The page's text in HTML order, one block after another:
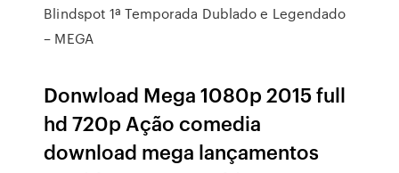
Blindspot 1ª Temporada Dublado e Legendado
– MEGA
Donwload Mega 1080p 2015 full
hd 720p Ação comedia
download mega lançamentos